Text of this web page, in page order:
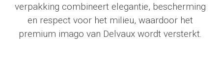
verpakking combineert elegantie, bescherming
en respect voor het milieu, waardoor het
premium imago van Delvauxwordt versterkt.